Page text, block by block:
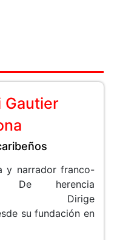
Gautier
y narrador franco-
De herencia
Dirige
su fundación en